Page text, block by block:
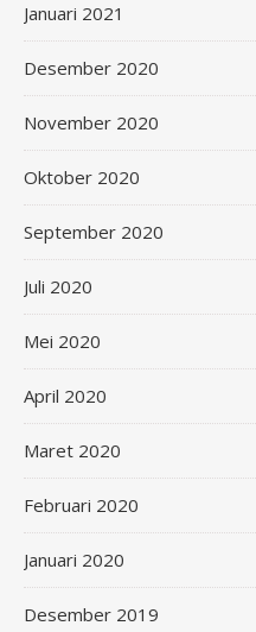
Januari 2021
Desember 2020
November 2020
Oktober 2020
September 2020
Juli 2020
Mei 2020
April 2020
Maret 2020
Februari 2020
Januari 2020
Desember 2019